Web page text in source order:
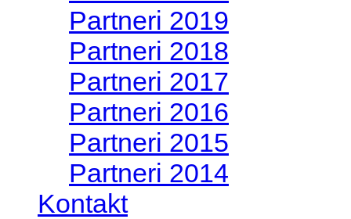
Partneri 2019
Partneri 2018
Partneri 2017
Partneri 2016
Partneri 2015
Partneri 2014
Kontakt